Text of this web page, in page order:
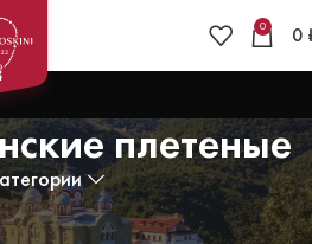
0 0
плетеные
»Чётки афонские плетеные